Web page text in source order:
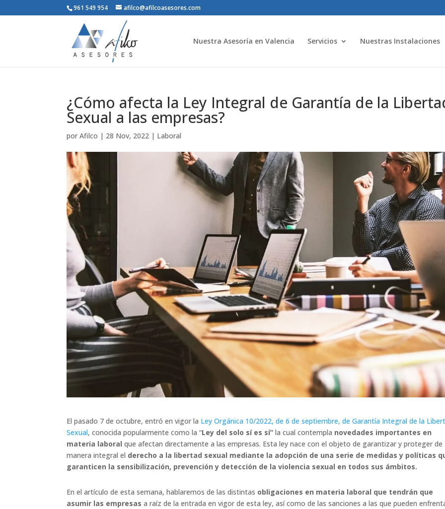
961 549 954 afilco@afilcoasesores.com
Nuestra Asesoría en Valencia Servicios Nuestras Instalaciones
¿Cómo afecta la Ley Integral de Garantía de la
Sexual a las empresas?
porAfilco | 28 Nov, 2022 | Laboral
El pasado 7 de octubre, entró en vigor la Ley Orgánica 10/2022, de 6 de septiembre, de Garantía Integral de la
Sexual, conocida popularmente como la “Ley del solo sí es sí” la cual contempla novedades importantes en
materia laboral que afectan directamente a las empresas. Esta ley nace con el objeto de garantizar y proteger de
manera integral el derecho a la libertad sexual mediante la adopción de una serie de medidas y políticas
garanticen la sensibilización, prevención y detección de la violencia sexual en todos sus ámbitos.
En el artículo de esta semana, hablaremos de las distintas obligaciones en materia laboral que tendrán que
asumir las empresas a raíz de la entrada en vigor de esta ley, así como de las sanciones a las que pueden